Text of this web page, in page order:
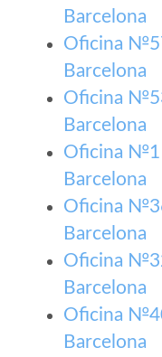
Barcelona
Oficina
Barcelona
Oficina
Barcelona
Oficina №1
Barcelona
Oficina
Barcelona
Oficina
Barcelona
Oficina
Barcelona